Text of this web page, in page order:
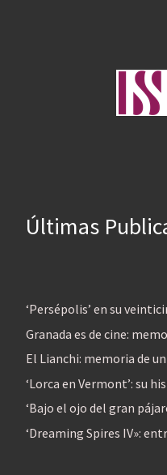
Últimas
‘Persépolis’ en su
Granada es de cine:
El Lianchi: memoria de
‘Lorca en Vermont’: su
‘Bajo el ojo del gran
‘Dreaming Spires IV»: